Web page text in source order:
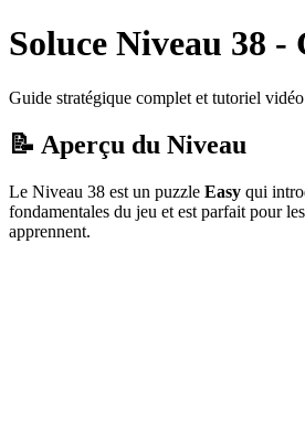
Soluce Niveau 38 -
Guide stratégique complet et tutoriel
📝 Aperçu du Niveau
Le Niveau 38 est un puzzle Easy qui
fondamentales du jeu et est parfait pour
apprennent.